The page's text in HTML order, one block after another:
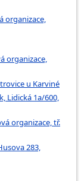
organizace,
organizace,
u Karviné
Lidická 1a/600,
organizace, tř.
283,